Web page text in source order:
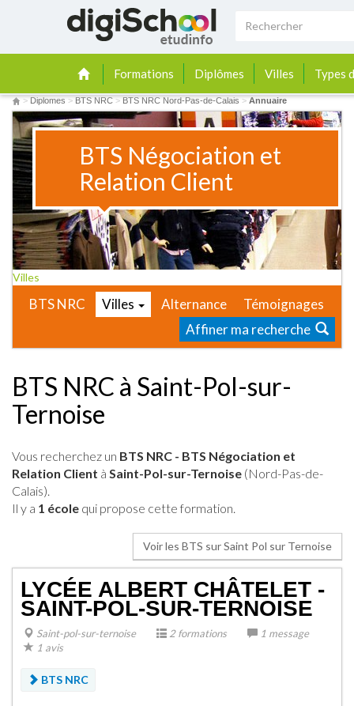
Formations Diplômes Villes Types
> Diplomes > BTS NRC > BTS NRC Nord-Pas-de-Calais > Annuaire
BTS Négociation et
Relation Client
Villes
BTS NRC Villes Alternance
Témoignages
Affiner ma recherche
BTS NRC à Saint-Pol-sur-
Ternoise
Vous recherchez un BTS NRC - BTS Négociation et
Relation Client à Saint-Pol-sur-Ternoise (Nord-Pas-de-
Calais).
Il y a 1 école qui propose cette formation.
Voir les BTS sur Saint Pol sur Ternoise
LYCÉE ALBERT CHÂTELET -
SAINT-POL-SUR-TERNOISE
Saint-pol-sur-ternoise 2 formations
1 message
1 avis
BTS NRC